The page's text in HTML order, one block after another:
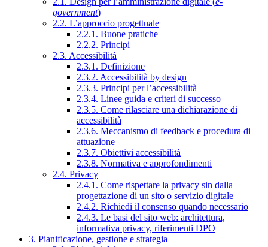
government)
2.2. L’approccio progettuale
2.2.1. Buone pratiche
2.2.2. Principi
2.3. Accessibilità
2.3.1. Definizione
2.3.2. Accessibilità by design
2.3.3. Principi per l’accessibilità
2.3.4. Linee guida e criteri di successo
2.3.5. Come rilasciare una dichiarazione di
accessibilità
2.3.6. Meccanismo di feedback e procedura di
attuazione
2.3.7. Obiettivi accessibilità
2.3.8. Normativa e approfondimenti
2.4. Privacy
2.4.1. Come rispettare la privacy sin dalla
progettazione di un sito o servizio digitale
2.4.2. Richiedi il consenso quando necessario
2.4.3. Le basi del sito web: architettura,
informativa privacy, riferimenti DPO
3. Pianificazione, gestione e strategia